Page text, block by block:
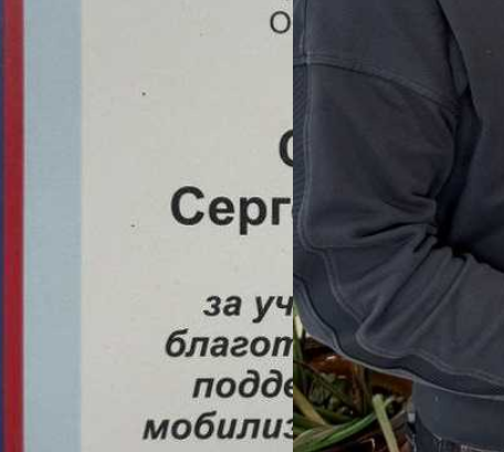
и их семей от главы региона Сергею Сырескину вручил
своей спонсорской и благотворительной деятельностью.
инициативы, а также мероприятия для развития
помощь и поддержку участникам СВО и их семьям, –
пресс-службу администрации СМР
участникам СВО продолжается в местном отделении
помощь на регулярной основе оказывают ветераны
Пролетарская, 6). В указанных пунктах можно узнать